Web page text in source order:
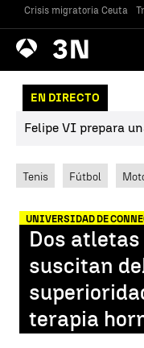
Crisis migratoria Ceuta
Antena
3 Noticias
EN DIRECTO
Felipe VI prepara
Tenis Fútbol
UNIVERSIDAD DE
Dos
suscitan
terapia